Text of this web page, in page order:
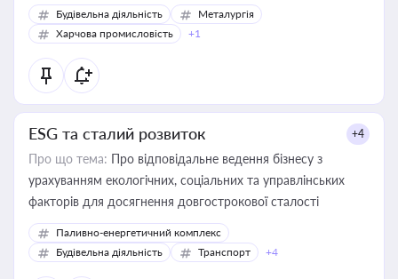
Будівельна діяльність
Металургія
Харчова промисловість
+1
ESG та сталий розвиток +4
Про що тема: Про відповідальне ведення бізнесу з
урахуванням екологічних, соціальних та управлінських
факторів для досягнення довгострокової сталості
Паливно-енергетичний комплекс
Будівельна діяльність
Транспорт +4